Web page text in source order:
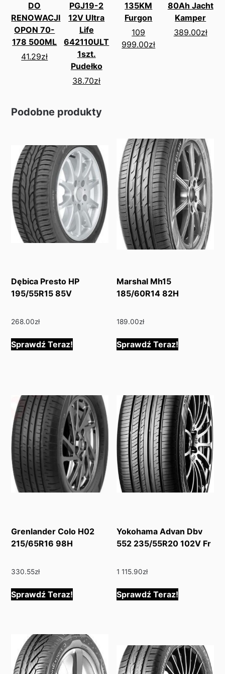
DO
RENOWACJI
OPON 70-
178 500ML
41.29zł
PGJ19-2
12V Ultra
Life
642110ULT
1szt.
Pudełko
38.70zł
135KM
Furgon
109
999.00zł
80Ah Jacht
Kamper
389.00zł
Podobne produkty
Dębica Presto HP
195/55R15 85V
268.00zł
Sprawdź Teraz!
Marshal Mh15
185/60R14 82H
189.00zł
Sprawdź Teraz!
Grenlander Colo H02
215/65R16 98H
330.55zł
Sprawdź Teraz!
Yokohama Advan Dbv
552 235/55R20 102V Fr
1 115.90zł
Sprawdź Teraz!